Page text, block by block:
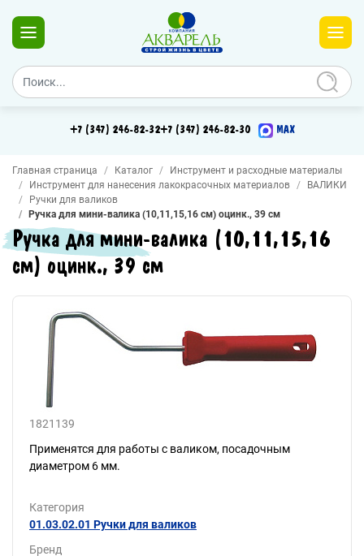
+7 (347) 246-82-32+7 (347) 246-82-30 MAX
Главная страница Каталог
Инструмент и расходные материалы
Инструмент для нанесения лакокрасочных материалов
ВАЛИКИ
Ручки для валиков
Ручка для мини-валика (10,11,15,16 см) оцинк., 39 см
Ручка для мини-валика (10,11,15,16
см) оцинк., 39 см
1821139
Применятся для работы с валиком, посадочным
диаметром 6 мм.
Категория
01.03.02.01 Ручки для валиков
Бренд